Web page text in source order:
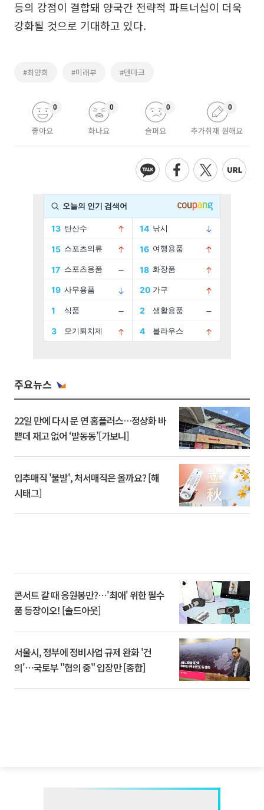
등의 강점이 결합돼 양국간 전략적 파트너십이 더욱
강화될 것으로 기대하고 있다.
#최양희 #미래부 #덴마크
좋아요
0
화나요
0
슬퍼요
0
추가취재 원해요
0
주요뉴스
22일 만에 다시 문 연 홈플러스…정상화 바
쁜데 재고 없어 ‘발동동’[가보니]
입추매직 '불발', 처서매직은 올까요? [해
시태그]
콘서트 갈 때 응원봉만?⋯'최애' 위한 필수
품 등장이오! [솔드아웃]
서울시, 정부에 정비사업 규제 완화 '건
의'⋯국토부 "협의 중" 입장만 [종합]